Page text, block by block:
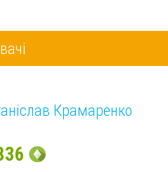
Крамаренко